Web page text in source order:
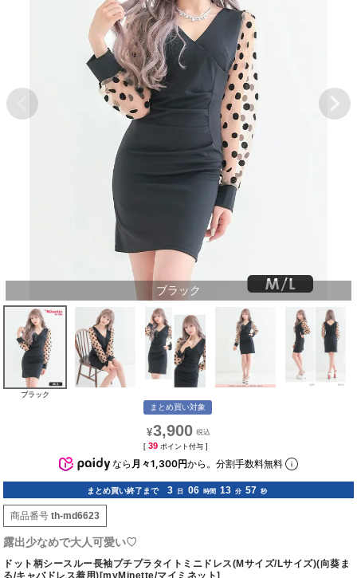
ブラック
ブラック
まとめ買い対象
¥3,900
[ 39 ポイント付与 ]
なら 月々1,300円から。分割手数料無料
まとめ買い終了まで 3 日 06 時間 13 分 56 秒
商品番号 th-md6623
露出少なめで大人可愛い♡
ドット柄シースルー長袖プチプラタイトミニドレス(Mサイズ/Lサイズ)(向葵ま